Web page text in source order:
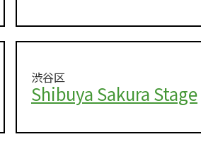
渋谷区
Shibuya Sakura Stage